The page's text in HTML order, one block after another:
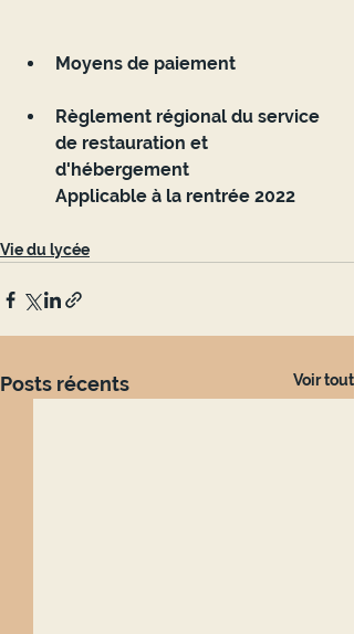
Moyens de paiement
Règlement régional du service
de restauration et
d'hébergement
Applicable à la rentrée 2022
Vie du lycée
Posts récents Voir tout